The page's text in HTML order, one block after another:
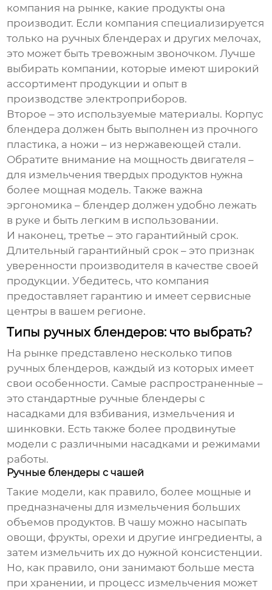
компания на рынке, какие продукты она
производит. Если компания специализируется
только на ручных блендерах и других мелочах,
это может быть тревожным звоночком. Лучше
выбирать компании, которые имеют широкий
ассортимент продукции и опыт в
производстве электроприборов.
Второе – это используемые материалы. Корпус
блендера должен быть выполнен из прочного
пластика, а ножи – из нержавеющей стали.
Обратите внимание на мощность двигателя –
для измельчения твердых продуктов нужна
более мощная модель. Также важна
эргономика – блендер должен удобно лежать
в руке и быть легким в использовании.
И наконец, третье – это гарантийный срок.
Длительный гарантийный срок – это признак
уверенности производителя в качестве своей
продукции. Убедитесь, что компания
предоставляет гарантию и имеет сервисные
центры в вашем регионе.
Типы ручных блендеров: что выбрать?
На рынке представлено несколько типов
ручных блендеров, каждый из которых имеет
свои особенности. Самые распространенные –
это стандартные ручные блендеры с
насадками для взбивания, измельчения и
шинковки. Есть также более продвинутые
модели с различными насадками и режимами
работы.
Ручные блендеры с чашей
Такие модели, как правило, более мощные и
предназначены для измельчения больших
объемов продуктов. В чашу можно насыпать
овощи, фрукты, орехи и другие ингредиенты, а
затем измельчить их до нужной консистенции.
Но, как правило, они занимают больше места
при хранении, и процесс измельчения может